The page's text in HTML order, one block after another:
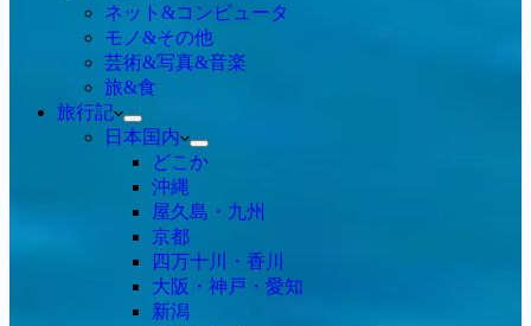
ネット&コンピュータ
モノ&その他
芸術&写真&音楽
旅&食
旅行記
日本国内
どこか
沖縄
屋久島・九州
京都
四万十川・香川
大阪・神戸・愛知
新潟